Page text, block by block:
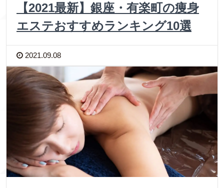
【2021最新】銀座・有楽町の痩身
エステおすすめランキング10選
2021.09.08